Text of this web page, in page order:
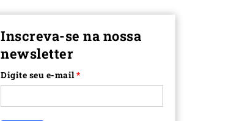
Inscreva-se na nossa
newsletter
Digite seu e-mail*